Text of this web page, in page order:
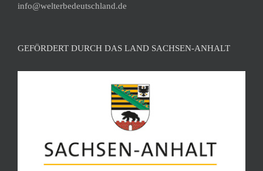
info@welterbedeutschland.de
GEFÖRDERT DURCH DAS LAND SACHSEN-ANHALT